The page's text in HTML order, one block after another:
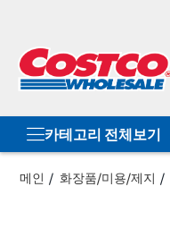
카테고리 전체보기
메인 화장품/미용/제지